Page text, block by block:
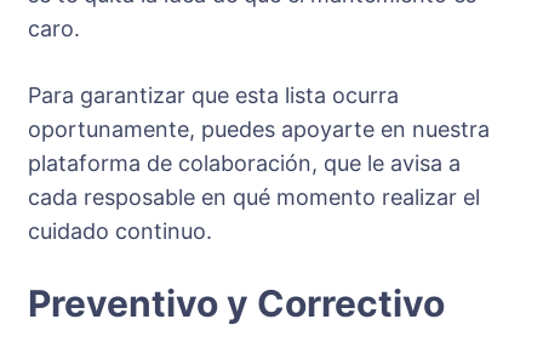
caro.
Para garantizar que esta lista ocurra
oportunamente, puedes apoyarte en nuestra
plataforma de colaboración, que le avisa a
cada resposable en qué momento realizar el
cuidado continuo.
Preventivo y Correctivo